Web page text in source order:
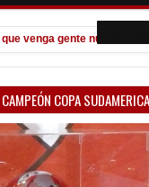
gente nueva"
COPA